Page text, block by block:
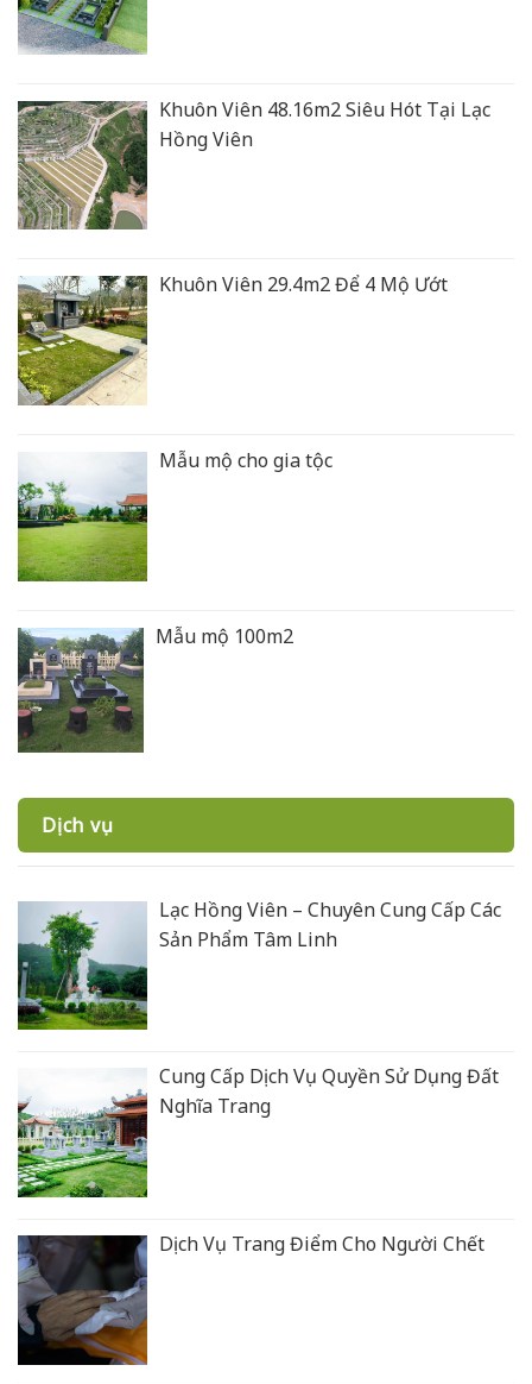
Khuôn Viên 48.16m2 Siêu Hót Tại Lạc
Hồng Viên
Khuôn Viên 29.4m2 Để 4 Mộ Ướt
Mẫu mộ cho gia tộc
Mẫu mộ 100m2
Dịch vụ
Lạc Hồng Viên – Chuyên Cung Cấp Các
Sản Phẩm Tâm Linh
Cung Cấp Dịch Vụ Quyền Sử Dụng Đất
Nghĩa Trang
Dịch Vụ Trang Điểm Cho Người Chết